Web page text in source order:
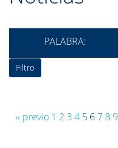
PALABRA:
‹‹ previo 1 2 3 4 5 67 8 9